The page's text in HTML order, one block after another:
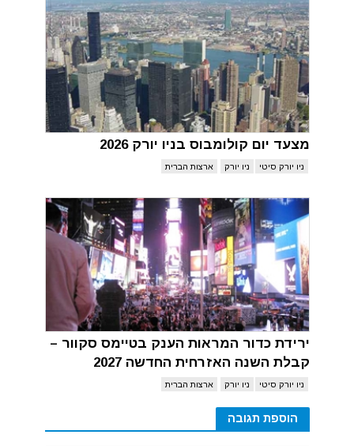
מצעד יום קולומבוס בניו יורק 2026
ניו יורק סיטי ניו יורק ארצות הברית
ירידת כדור המראות הענק בטיימס סקוור –
קבלת השנה האזרחית החדשה 2027
ניו יורק סיטי ניו יורק ארצות הברית
הוספת תגובה